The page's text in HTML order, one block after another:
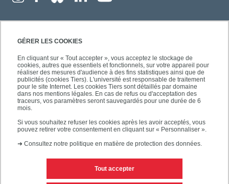
GÉRER LES COOKIES
En cliquant sur « Tout accepter », vous acceptez le stockage de
cookies, autres que essentiels et fonctionnels, sur votre appareil pour
réaliser des mesures d'audience à des fins statistiques ainsi que de
publicités (cookies Tiers). L'université est responsable de traitement
pour le site Internet. Les cookies Tiers sont détaillés par domaine
dans nos mentions légales. En cas de refus ou d'acceptation des
traceurs, vos paramètres seront sauvegardés pour une durée de 6
mois.
Si vous souhaitez refuser les cookies après les avoir acceptés, vous
pouvez retirer votre consentement en cliquant sur « Personnaliser ».
➜ Consultez notre politique en matière de protection des données.
Tout accepter
Mentions légales